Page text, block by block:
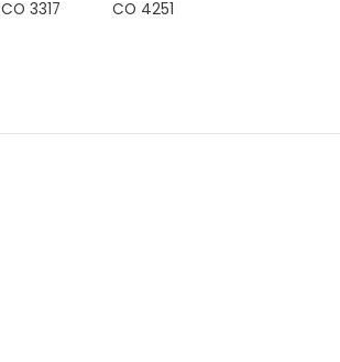
CO 3317 CO 4251